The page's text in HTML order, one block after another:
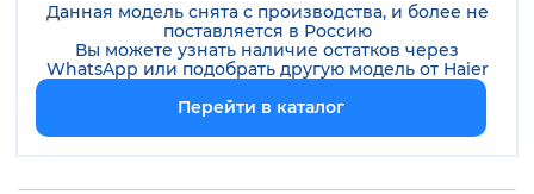
Данная модель снята с производства, и более не
поставляется в Россию
Вы можете узнать наличие остатков через
WhatsApp или подобрать другую модель от Haier
Перейти в каталог